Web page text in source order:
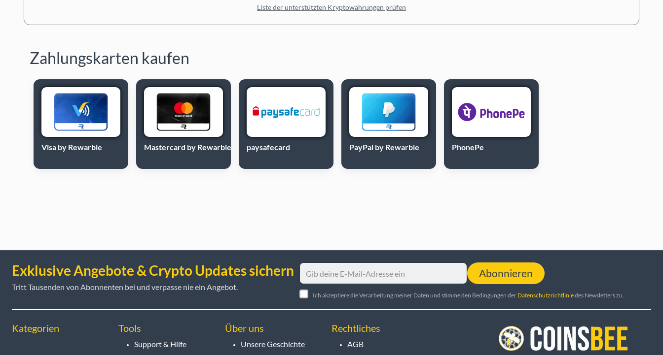
Liste der unterstützten Kryptowährungen prüfen
Zahlungskarten kaufen
Visa by Rewarble Mastercard by Rewarble paysafecard PayPal by Rewarble PhonePe
Exklusive Angebote & Crypto Updates sichern
Tritt Tausenden von Abonnenten bei und verpasse nie ein Angebot.
Abonnieren
Ich akzeptiere die Verarbeitung meiner Daten und stimme den Bedingungen der Datenschutzrichtliniedes Newsletters zu.
Kategorien Tools
Support & Hilfe
Über uns
Unsere Geschichte
Rechtliches
AGB